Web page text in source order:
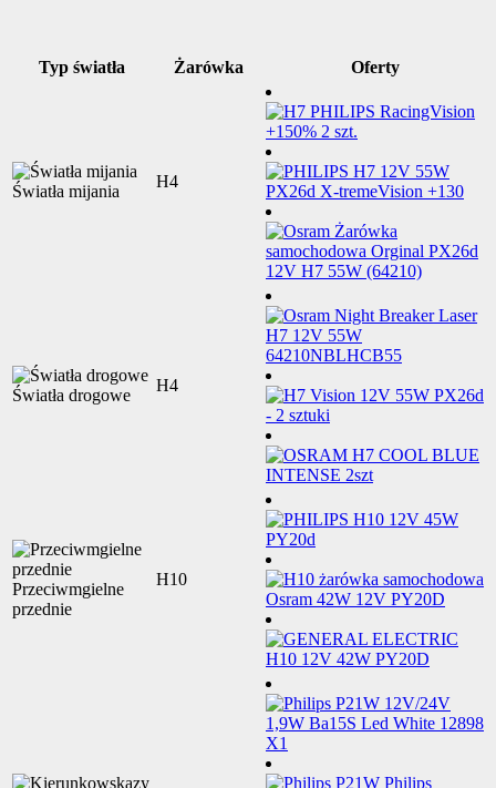
Typ światła Żarówka Oferty
Światła mijania
H4
Światła drogowe
H4
Przeciwmgielne
przednie
H10